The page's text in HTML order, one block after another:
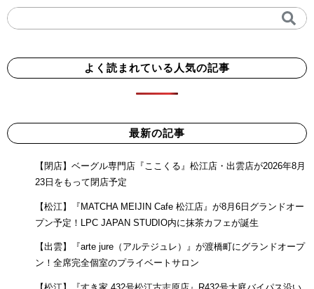
よく読まれている人気の記事
最新の記事
【閉店】ベーグル専門店『ここくる』松江店・出雲店が2026年8月
23日をもって閉店予定
【松江】『MATCHA MEIJIN Cafe 松江店』が8月6日グランドオー
プン予定！LPC JAPAN STUDIO内に抹茶カフェが誕生
【出雲】『arte jure（アルテジュレ）』が渡橋町にグランドオープ
ン！全席完全個室のプライベートサロン